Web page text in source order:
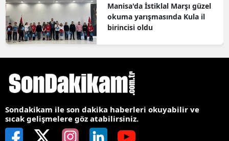
Manisa'da İstiklal Marşı güzel
okuma yarışmasında Kula il
birincisi oldu
Sondakikam ile son dakika haberleri okuyabilir ve
sıcak gelişmelere göz atabilirsiniz.